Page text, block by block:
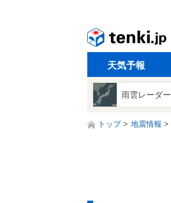
天気予報
雨雲レーダー
トップ 地震情報